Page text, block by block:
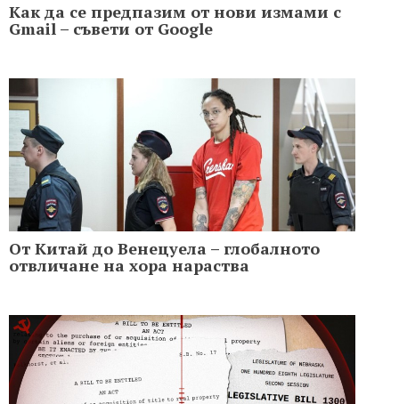
Как да се предпазим от нови измами с
Gmail – съвети от Google
От Китай до Венецуела – глобалното
отвличане на хора нараства